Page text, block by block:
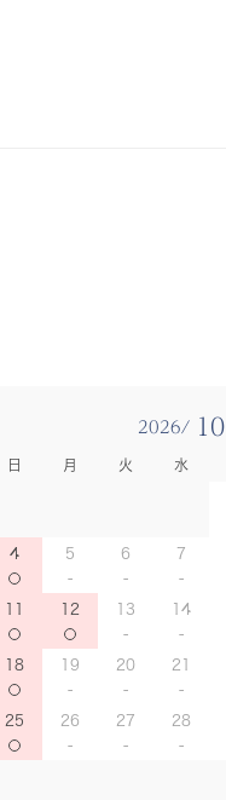
2026/ 10
日 月 火 水
4 5 6 7
11 12 13 14
18 19 20 21
25 26 27 28